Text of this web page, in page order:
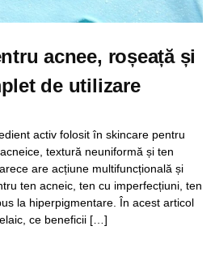
acnee, roșeață și
de utilizare
activ folosit în skincare pentru
textură neuniformă și ten
are acțiune multifuncțională și
ten acneic, ten cu imperfecțiuni, ten
la hiperpigmentare. În acest articol
ce beneficii […]